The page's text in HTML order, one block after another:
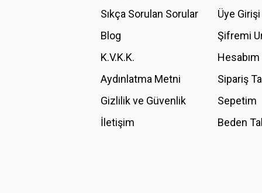
Ürün fiyatı diğer sitelerden daha pahalı.
Bu ürüne benzer farklı alternatifler olmalı.
Sıkça Sorulan Sorular
Blog
K.V.K.K.
Aydınlatma Metni
Gizlilik ve Güvenlik
İletişim
Üye Girişi
Şifremi
Hesabım
Sipariş
Sepetim
Beden